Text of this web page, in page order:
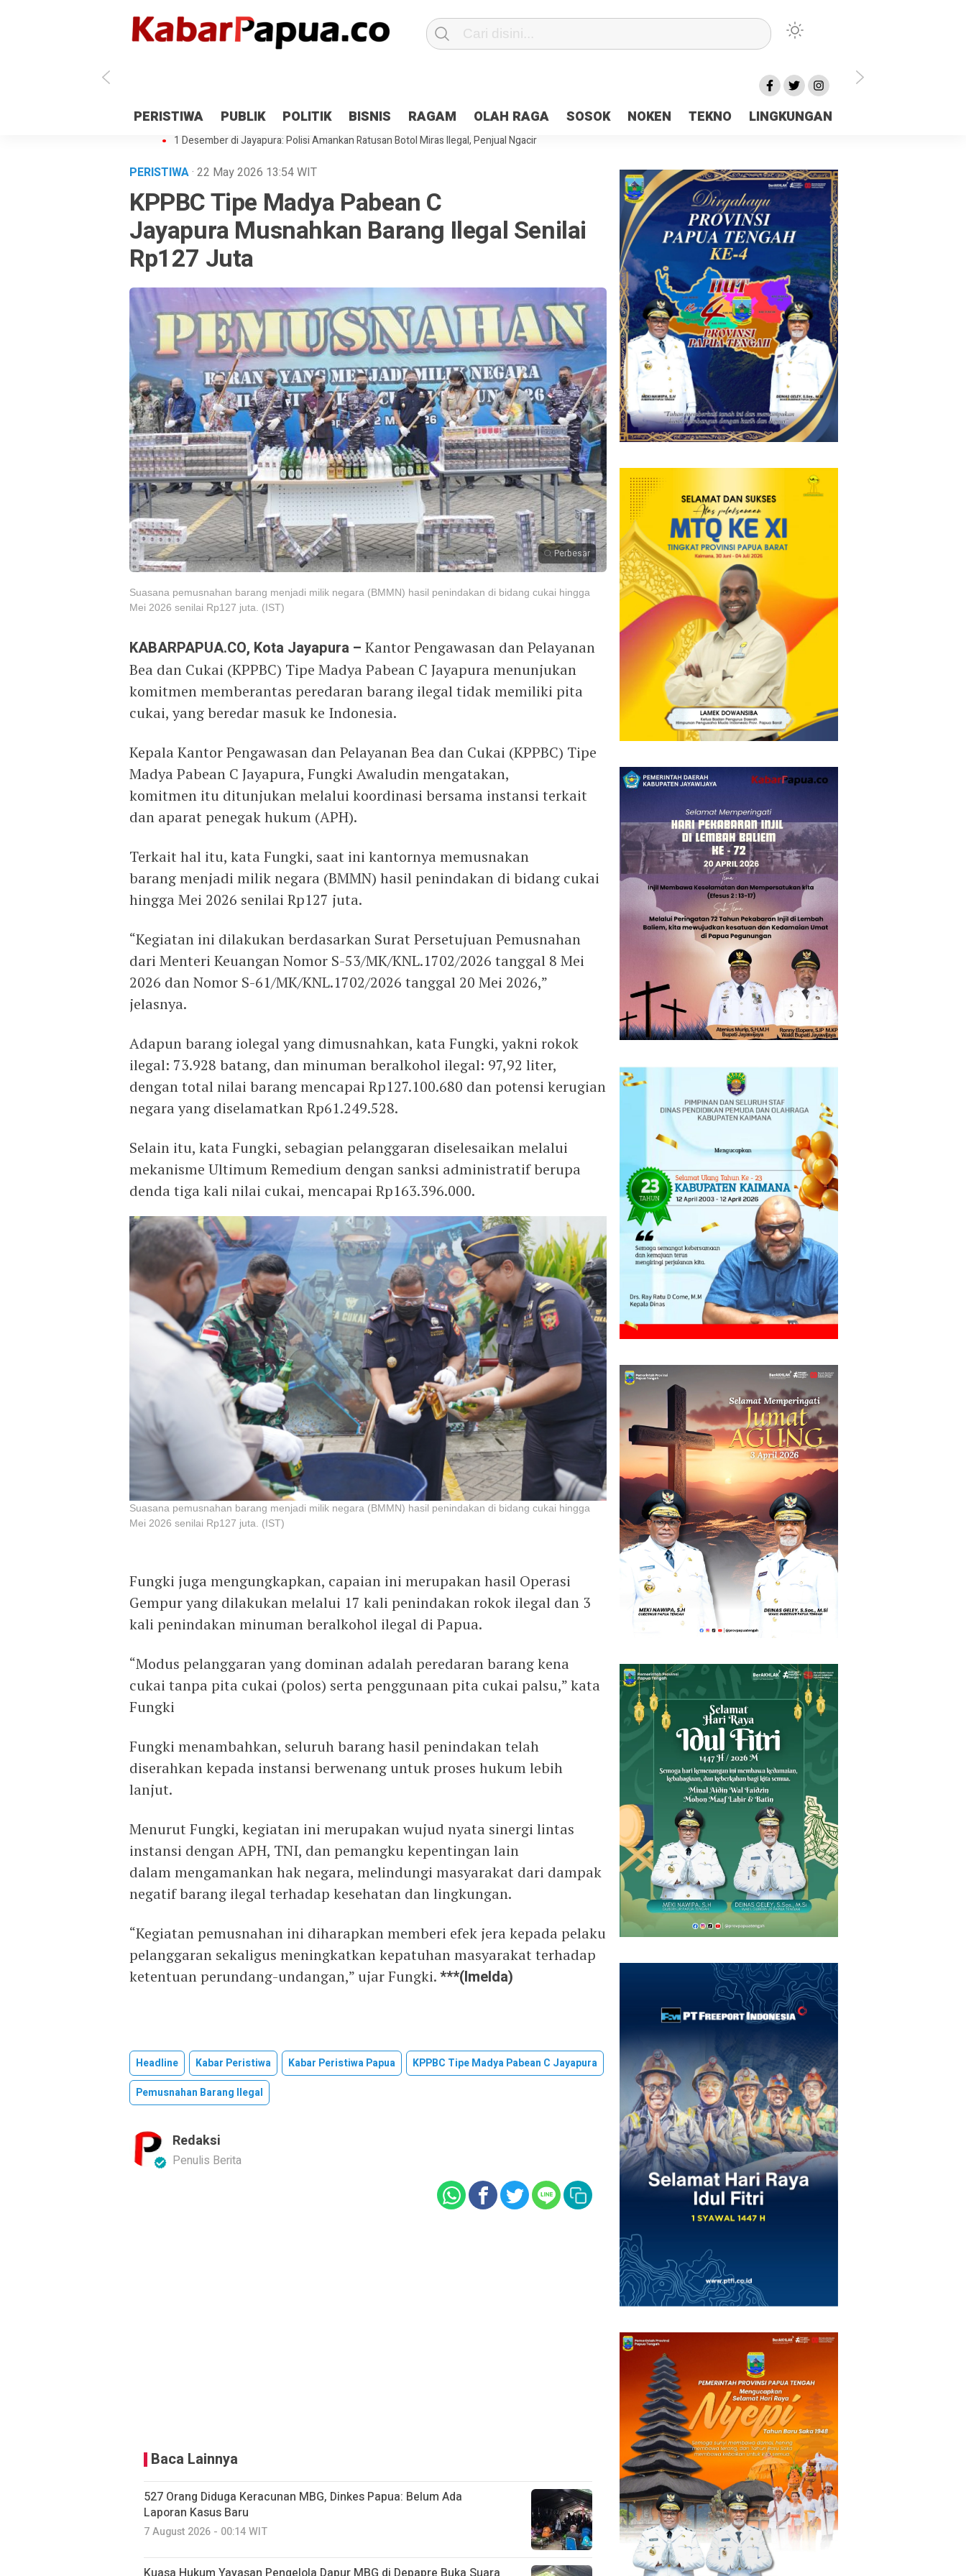
PERISTIWA PUBLIK POLITIK BISNIS RAGAM OLAH RAGA SOSOK NOKEN TEKNO LINGKUNGAN
Antisipasi 1 Desember, TNI Polri Patroli 2×24 jam di Kota Jayapura
Pesan Sejuk Polri di Deklarasi Pemilu Ceria Tanah Papua
Gedung Perpustakaan SMPN 5 Sentani Terbakar
Hibah Pilkada Jayapura Cair 10 Persen, Deposit Kas Daerah Rp23 Miliar Disorot
1 Desember di Jayapura: Polisi Amankan Ratusan Botol Miras Ilegal, Penjual Ngacir
PERISTIWA· 22 May 2026 13:54WIT
KPPBC Tipe Madya Pabean C
Jayapura Musnahkan Barang Ilegal Senilai
Rp127 Juta
Perbesar
Suasana pemusnahan barang menjadi milik negara (BMMN) hasil penindakan di bidang cukai hingga
Mei 2026 senilai Rp127 juta. (IST)
KABARPAPUA.CO, Kota Jayapura – Kantor Pengawasan dan Pelayanan
Bea dan Cukai (KPPBC) Tipe Madya Pabean C Jayapura menunjukan
komitmen memberantas peredaran barang ilegal tidak memiliki pita
cukai, yang beredar masuk ke Indonesia.
Kepala Kantor Pengawasan dan Pelayanan Bea dan Cukai (KPPBC) Tipe
Madya Pabean C Jayapura, Fungki Awaludin mengatakan,
komitmen itu ditunjukan melalui koordinasi bersama instansi terkait
dan aparat penegak hukum (APH).
Terkait hal itu, kata Fungki, saat ini kantornya memusnakan
barang menjadi milik negara (BMMN) hasil penindakan di bidang cukai
hingga Mei 2026 senilai Rp127 juta.
“Kegiatan ini dilakukan berdasarkan Surat Persetujuan Pemusnahan
dari Menteri Keuangan Nomor S-53/MK/KNL.1702/2026 tanggal 8 Mei
2026 dan Nomor S-61/MK/KNL.1702/2026 tanggal 20 Mei 2026,”
jelasnya.
Adapun barang iolegal yang dimusnahkan, kata Fungki, yakni rokok
ilegal: 73.928 batang, dan minuman beralkohol ilegal: 97,92 liter,
dengan total nilai barang mencapai Rp127.100.680 dan potensi kerugian
negara yang diselamatkan Rp61.249.528.
Selain itu, kata Fungki, sebagian pelanggaran diselesaikan melalui
mekanisme Ultimum Remedium dengan sanksi administratif berupa
denda tiga kali nilai cukai, mencapai Rp163.396.000.
Suasana pemusnahan barang menjadi milik negara (BMMN) hasil penindakan di bidang cukai hingga
Mei 2026 senilai Rp127 juta. (IST)
Fungki juga mengungkapkan, capaian ini merupakan hasil Operasi
Gempur yang dilakukan melalui 17 kali penindakan rokok ilegal dan 3
kali penindakan minuman beralkohol ilegal di Papua.
“Modus pelanggaran yang dominan adalah peredaran barang kena
cukai tanpa pita cukai (polos) serta penggunaan pita cukai palsu,” kata
Fungki
Fungki menambahkan, seluruh barang hasil penindakan telah
diserahkan kepada instansi berwenang untuk proses hukum lebih
lanjut.
Menurut Fungki, kegiatan ini merupakan wujud nyata sinergi lintas
instansi dengan APH, TNI, dan pemangku kepentingan lain
dalam mengamankan hak negara, melindungi masyarakat dari dampak
negatif barang ilegal terhadap kesehatan dan lingkungan.
“Kegiatan pemusnahan ini diharapkan memberi efek jera kepada pelaku
pelanggaran sekaligus meningkatkan kepatuhan masyarakat terhadap
ketentuan perundang-undangan,” ujar Fungki.***(Imelda)
Headline Kabar Peristiwa Kabar Peristiwa Papua
KPPBC Tipe Madya Pabean C Jayapura
Pemusnahan Barang Ilegal
Redaksi
Penulis Berita
Baca Lainnya
527 Orang Diduga Keracunan MBG, Dinkes Papua: Belum Ada
Laporan Kasus Baru
7 August 2026 - 00:14 WIT